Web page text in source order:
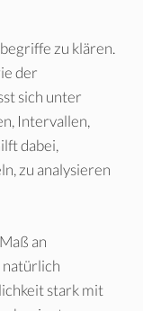
zu klären.
der
sich unter
Intervallen,
dabei,
zu analysieren
an
natürlich
stark mit